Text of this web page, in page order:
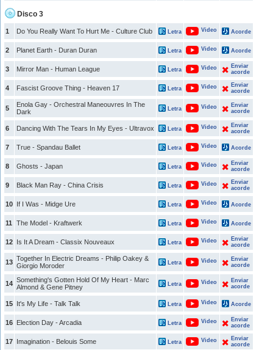
Disco 3
1 Do You Really Want To Hurt Me - Culture Club Letra Video Acorde
2 Planet Earth - Duran Duran Letra Video Acorde
3 Mirror Man - Human League Letra Video
Enviar
acorde
4 Fascist Groove Thing - Heaven 17 Letra Video
Enviar
acorde
5
Enola Gay - Orchestral Maneouvres In The
Dark
Letra Video
Enviar
acorde
6 Dancing With The Tears In My Eyes - Ultravox Letra Video
Enviar
acorde
7 True - Spandau Ballet Letra Video Acorde
8 Ghosts - Japan Letra Video
Enviar
acorde
9 Black Man Ray - China Crisis Letra Video
Enviar
acorde
10 If I Was - Midge Ure Letra Video Acorde
11 The Model - Kraftwerk Letra Video Acorde
12 Is It A Dream - Classix Nouveaux Letra Video
Enviar
acorde
13 Together In Electric Dreams - Philip Oakey &
Giorgio Moroder
Letra Video
Enviar
acorde
14 Something's Gotten Hold Of My Heart - Marc
Almond & Gene Pitney
Letra Video
Enviar
acorde
15 It's My Life - Talk Talk Letra Video Acorde
16 Election Day - Arcadia Letra Video
Enviar
acorde
17 Imagination - Belouis Some Letra Video
Enviar
acorde